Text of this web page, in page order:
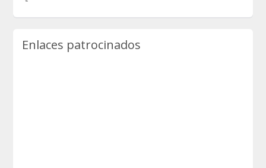
Enlaces patrocinados